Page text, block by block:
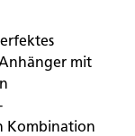
mit
Kombination